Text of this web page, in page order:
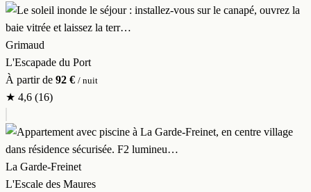
Grimaud
L'Escapade du Port
À partir de 92 € / nuit
★ 4,6 (16)
La Garde-Freinet
L'Escale des Maures